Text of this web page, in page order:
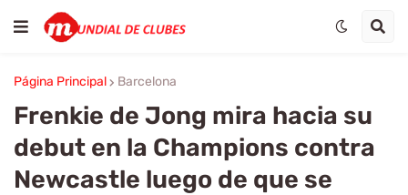
Página Principal Barcelona
Frenkie de Jong mira hacia su
debut en la Champions contra
Newcastle luego de que se